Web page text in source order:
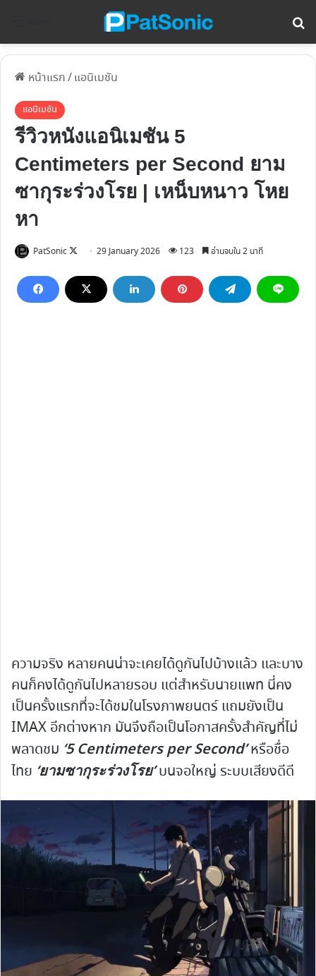
หน้าแรก/แอนิเมชัน
แอนิเมชัน
รีวิวหนังแอนิเมชัน 5
Centimeters per Second ยาม
ซากุระร่วงโรย | เหน็บหนาว โหย
หา
PatSonic
Follow29 January 2026 123 อ่านจบใน 2 นาที
ความจริง หลายคนน่าจะเคยได้ดูกันไปบ้างแล้ว และบาง
คนก็คงได้ดูกันไปหลายรอบ แต่สำหรับนายแพท นี่คง
เป็นครั้งแรกที่จะได้ชมในโรงภาพยนตร์ แถมยังเป็น
IMAX อีกต่างหาก มันจึงถือเป็นโอกาสครั้งสำคัญที่ไม่
พลาดชม ‘5 Centimeters per Second’หรือชื่อ
ไทย ‘ยามซากุระร่วงโรย’บนจอใหญ่ ระบบเสียงดีดี